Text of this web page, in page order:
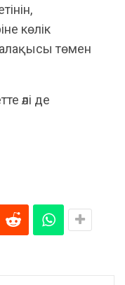
көлік
төмен
әлі де